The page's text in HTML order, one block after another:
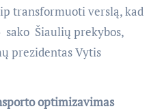
transformuoti verslą, kad
Šiaulių prekybos,
prezidentas Vytis
optimizavimas